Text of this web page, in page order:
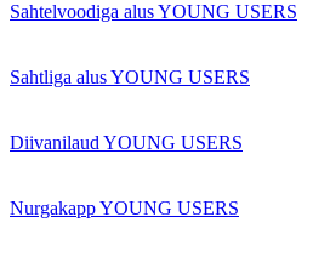
Sahtelvoodiga alus YOUNG USERS
Sahtliga alus YOUNG USERS
Diivanilaud YOUNG USERS
Nurgakapp YOUNG USERS